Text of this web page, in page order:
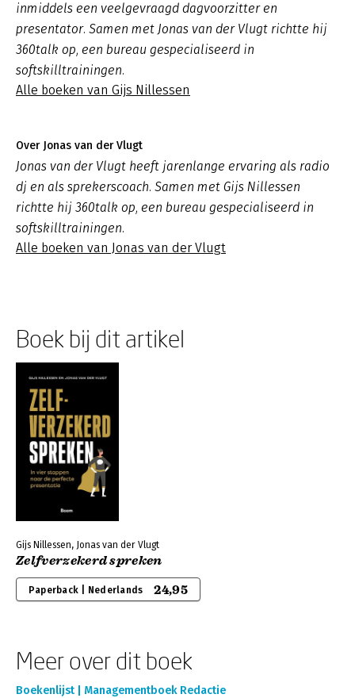
inmiddels een veelgevraagd dagvoorzitter en
presentator. Samen met Jonas van der Vlugt richtte hij
360talk op, een bureau gespecialiseerd in
softskilltrainingen.
Alle boeken van Gijs Nillessen
Over Jonas van der Vlugt
Jonas van der Vlugt heeft jarenlange ervaring als radio
dj en als sprekerscoach. Samen met Gijs Nillessen
richtte hij 360talk op, een bureau gespecialiseerd in
softskilltrainingen.
Alle boeken van Jonas van der Vlugt
Boek bij dit artikel
Gijs Nillessen, Jonas van der Vlugt
Zelfverzekerd spreken
Paperback | Nederlands 24,95
Meer over dit boek
Boekenlijst | Managementboek Redactie